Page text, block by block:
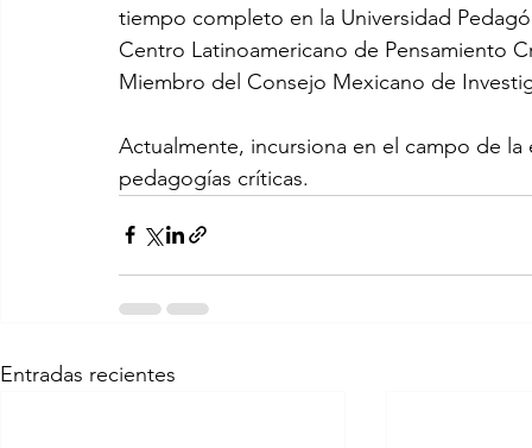
tiempo completo en la Universidad
Centro Latinoamericano de Pensamiento
Miembro del Consejo Mexicano de
Actualmente, incursiona en el campo de
pedagogías críticas.
Entradas recientes